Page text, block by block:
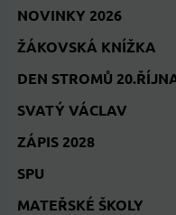
NOVINKY 2026
ŽÁKOVSKÁ KNÍŽKA
DEN STROMŮ
SVATÝ VÁCLAV
ZÁPIS 2028
SPU
MATEŘSKÉ ŠKOLY